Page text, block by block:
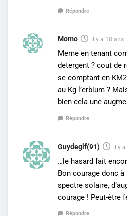
Répondre
Momo il y a 18 ans
Meme en tenant
detergent ? cout de
se comptant en
au Kg l’erbium ?
bien cela une
Répondre
Guydegif(91) il y
…le hasard fait
Bon courage donc
spectre solaire,
courage ! Peut-être
Répondre